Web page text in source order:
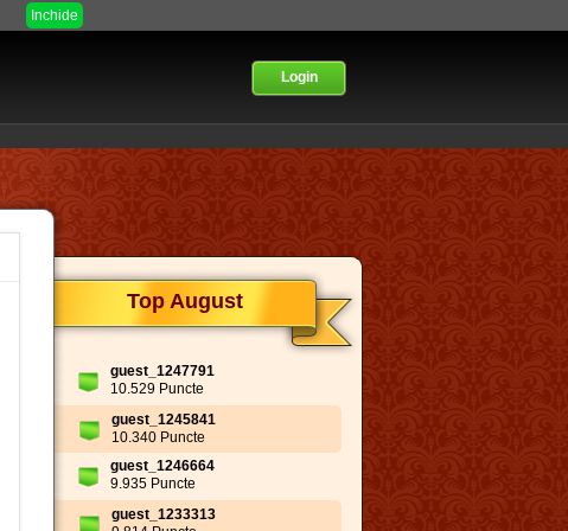
Inchide
Login
Top August
guest_1247791
10.529 Puncte
guest_1245841
10.340 Puncte
guest_1246664
9.935 Puncte
guest_1233313